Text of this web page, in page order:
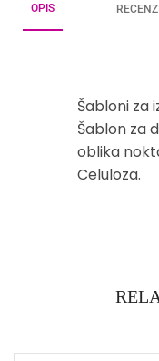
OPIS
Šabloni za
Šablon za
oblika
Celuloza.